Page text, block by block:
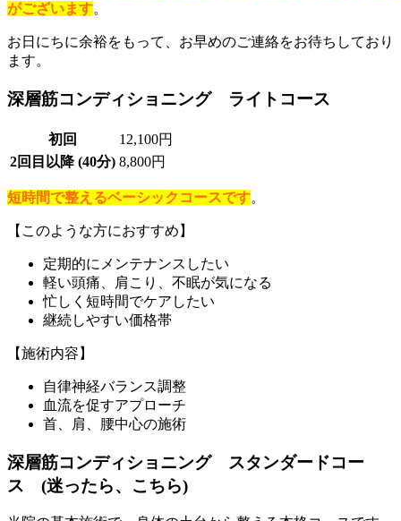
がございます。
お日にちに余裕をもって、お早めのご連絡をお待ちしており
ます。
深層筋コンディショニング ライトコース
初回
12,100円
2回目以降 (40分) 8,800円
短時間で整えるベーシックコースです。
【このような方におすすめ】
定期的にメンテナンスしたい
軽い頭痛、肩こり、不眠が気になる
忙しく短時間でケアしたい
継続しやすい価格帯
【施術内容】
自律神経バランス調整
血流を促すアプローチ
首、肩、腰中心の施術
深層筋コンディショニング スタンダードコー
ス (迷ったら、こちら)